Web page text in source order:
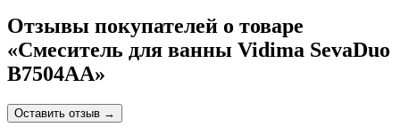
Отзывы покупателей о товаре
«Смеситель для ванны Vidima SevaDuo
B7504AA»
Оставить отзыв →